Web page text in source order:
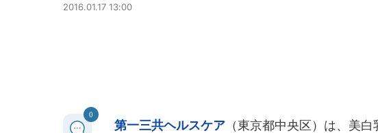
2016.01.17 13:00
0
第一三共ヘルスケア （東京都中央区）は、美